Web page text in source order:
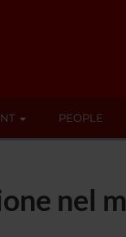
PEOPLE
nel